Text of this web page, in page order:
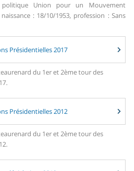
Union pour un Mouvement
: 18/10/1953, profession : Sans
Présidentielles 2017
du 1er et 2ème tour des
Présidentielles 2012
du 1er et 2ème tour des